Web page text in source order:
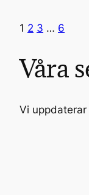
1 2 3 … 6
Våra
Vi